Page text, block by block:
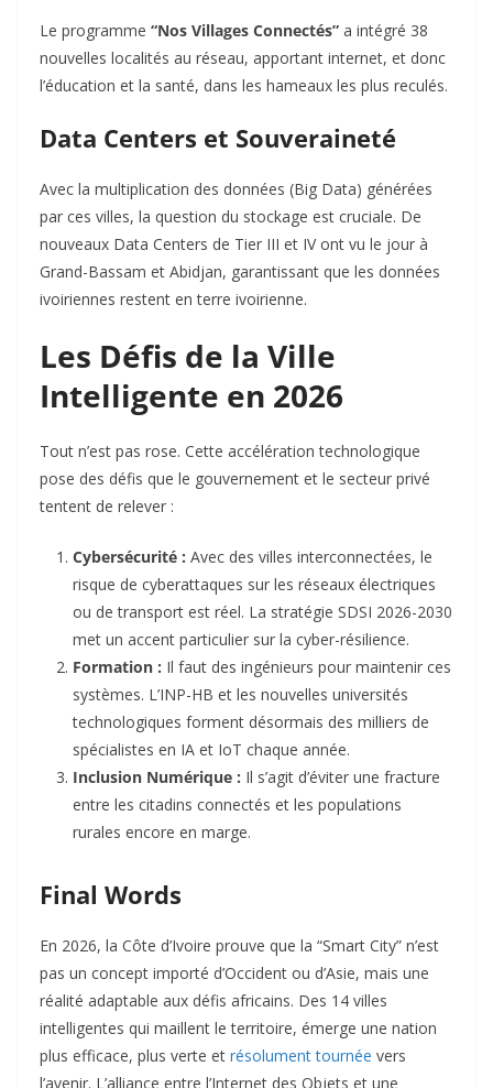
Le programme “Nos Villages Connectés” a intégré 38
nouvelles localités au réseau, apportant internet, et donc
l’éducation et la santé, dans les hameaux les plus reculés.
Data Centers et Souveraineté
Avec la multiplication des données (Big Data) générées
par ces villes, la question du stockage est cruciale. De
nouveaux Data Centers de Tier III et IV ont vu le jour à
Grand-Bassam et Abidjan, garantissant que les données
ivoiriennes restent en terre ivoirienne.
Les Défis de la Ville
Intelligente en 2026
Tout n’est pas rose. Cette accélération technologique
pose des défis que le gouvernement et le secteur privé
tentent de relever :
Cybersécurité : Avec des villes interconnectées, le
risque de cyberattaques sur les réseaux électriques
ou de transport est réel. La stratégie SDSI 2026-2030
met un accent particulier sur la cyber-résilience.
Formation : Il faut des ingénieurs pour maintenir ces
systèmes. L’INP-HB et les nouvelles universités
technologiques forment désormais des milliers de
spécialistes en IA et IoT chaque année.
Inclusion Numérique : Il s’agit d’éviter une fracture
entre les citadins connectés et les populations
rurales encore en marge.
Final Words
En 2026, la Côte d’Ivoire prouve que la “Smart City” n’est
pas un concept importé d’Occident ou d’Asie, mais une
réalité adaptable aux défis africains. Des 14 villes
intelligentes qui maillent le territoire, émerge une nation
plus efficace, plus verte et résolument tournée vers
l’avenir. L’alliance entre l’Internet des Objets et une